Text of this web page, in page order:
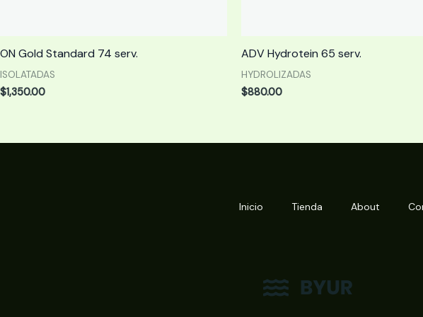
ON Gold Standard 74 serv.
ISOLATADAS
$1,350.00
ADV Hydrotein 65 serv.
HYDROLIZADAS
$880.00
Inicio Tienda About